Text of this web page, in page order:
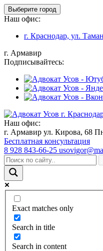
Выберите город
Наш офис:
г. Краснодар, ул.
г. Армавир
Подписывайтесь:
Наш офис:
г. Армавир ул. Кирова, 68
Бесплатная консультация
8 928 843-66-25
Exact matches only
Search in title
Search in content